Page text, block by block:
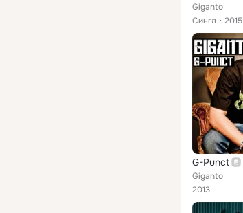
Giganto
Сингл
2015
G-Punct
Giganto
2013